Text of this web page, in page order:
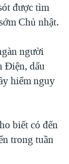
được tìm
Chủ nhật.
người
Ðiện, dấu
hiểm nguy
biết có đến
trong tuần